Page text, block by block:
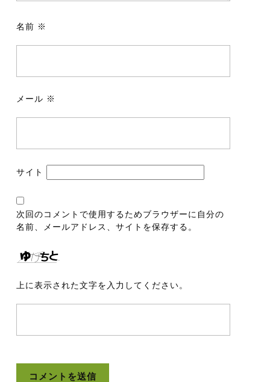
名前 ※
メール ※
サイト
次回のコメントで使用するためブラウザーに自分の
名前、メールアドレス、サイトを保存する。
上に表示された文字を入力してください。